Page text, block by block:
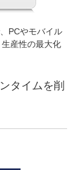
PCやモバイル
産性の最大化
タイムを削